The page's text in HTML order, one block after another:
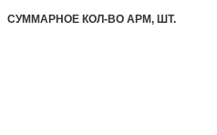
СУММАРНОЕ КОЛ-ВО АРМ, ШТ.